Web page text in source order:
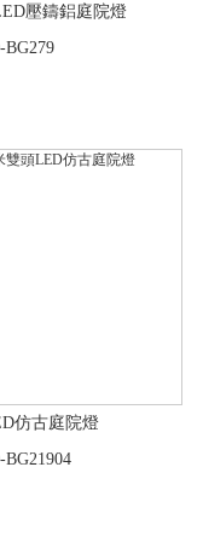
壓鑄鋁庭院燈
仿古庭院燈